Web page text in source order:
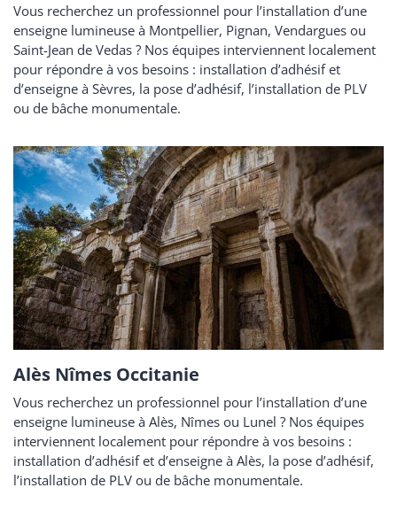
Vous recherchez un professionnel pour l’installation d’une
enseigne lumineuse à Montpellier, Pignan, Vendargues ou
Saint-Jean de Vedas ? Nos équipes interviennent localement
pour répondre à vos besoins : installation d’adhésif et
d’enseigne à Sèvres, la pose d’adhésif, l’installation de PLV
ou de bâche monumentale.
Alès Nîmes Occitanie
Vous recherchez un professionnel pour l’installation d’une
enseigne lumineuse à Alès, Nîmes ou Lunel ? Nos équipes
interviennent localement pour répondre à vos besoins :
installation d’adhésif et d’enseigne à Alès, la pose d’adhésif,
l’installation de PLV ou de bâche monumentale.